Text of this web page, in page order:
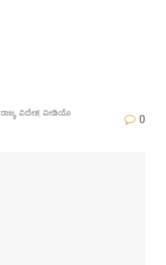
ರಾಜ್ಯ, ವಿದೇಶ, ವೀಡಿಯೊ
0